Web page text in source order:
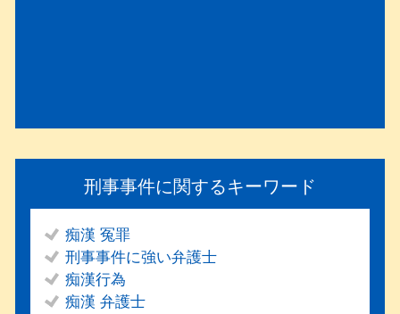
刑事事件に関するキーワード
痴漢 冤罪
刑事事件に強い弁護士
痴漢行為
痴漢 弁護士